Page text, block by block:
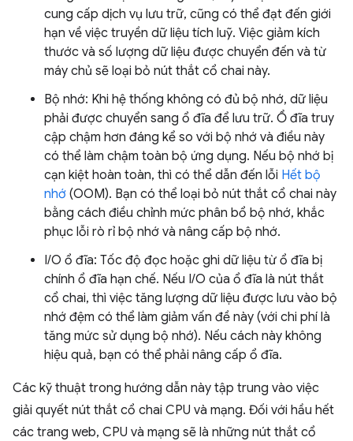
cung cấp dịch vụ lưu trữ, cũng có thể đạt đến giới
hạn về việc truyền dữ liệu tích luỹ. Việc giảm kích
thước và số lượng dữ liệu được chuyển đến và từ
máy chủ sẽ loại bỏ nút thắt cổ chai này.
Bộ nhớ: Khi hệ thống không có đủ bộ nhớ, dữ liệu
phải được chuyển sang ổ đĩa để lưu trữ. Ổ đĩa truy
cập chậm hơn đáng kể so với bộ nhớ và điều này
có thể làm chậm toàn bộ ứng dụng. Nếu bộ nhớ bị
cạn kiệt hoàn toàn, thì có thể dẫn đến lỗi Hết bộ
nhớ (OOM). Bạn có thể loại bỏ nút thắt cổ chai này
bằng cách điều chỉnh mức phân bổ bộ nhớ, khắc
phục lỗi rò rỉ bộ nhớ và nâng cấp bộ nhớ.
I/O ổ đĩa: Tốc độ đọc hoặc ghi dữ liệu từ ổ đĩa bị
chính ổ đĩa hạn chế. Nếu I/O của ổ đĩa là nút thắt
cổ chai, thì việc tăng lượng dữ liệu được lưu vào bộ
nhớ đệm có thể làm giảm vấn đề này (với chi phí là
tăng mức sử dụng bộ nhớ). Nếu cách này không
hiệu quả, bạn có thể phải nâng cấp ổ đĩa.
Các kỹ thuật trong hướng dẫn này tập trung vào việc
giải quyết nút thắt cổ chai CPU và mạng. Đối với hầu hết
các trang web, CPU và mạng sẽ là những nút thắt cổ